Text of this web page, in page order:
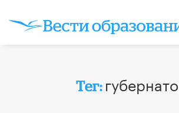
Тег: